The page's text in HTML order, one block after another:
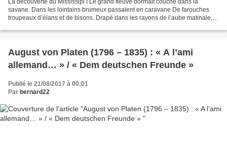
savane. Dans les lointains brumeux passaient en caravane De farouches
troupeaux d’élans et de bisons. Drapé dans les rayons de l’aube matinale,
August von Platen (1796 – 1835) : « A l’ami
allemand… » / « Dem deutschen Freunde »
Publié le 21/08/2017 à 00:01
Par bernard22